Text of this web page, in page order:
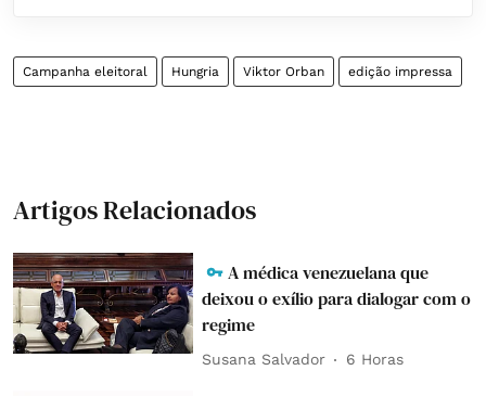
Campanha eleitoral Hungria Viktor Orban edição impressa
Artigos Relacionados
A médica venezuelana que
deixou o exílio para dialogar com o
regime
Susana Salvador 6 Horas